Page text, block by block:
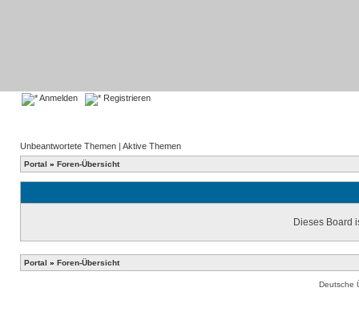
Anmelden Registrieren
Unbeantwortete Themen | Aktive Themen
Portal » Foren-Übersicht
Dieses Board
Portal » Foren-Übersicht
Deutsche